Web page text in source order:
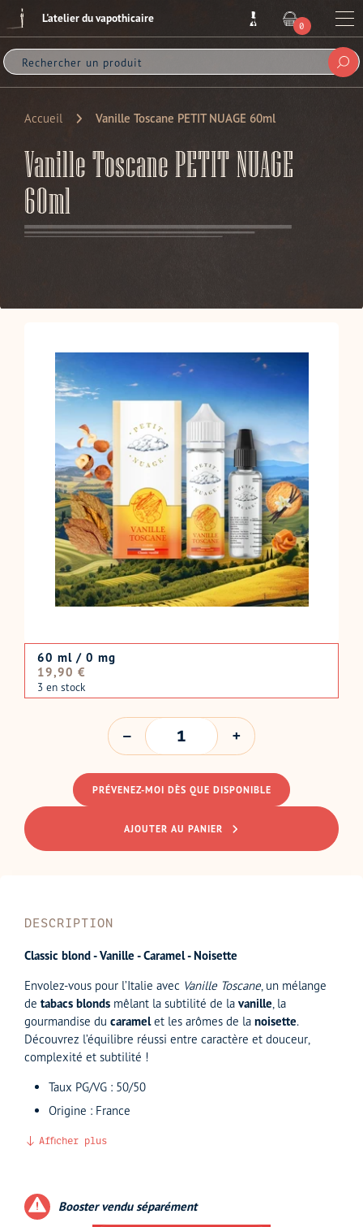
Passer
au
L'atelier du vapothicaire
0
ARTICLE
Accueil Vanille Toscane PETIT NUAGE 60ml
Vanille Toscane PETIT NUAGE
60ml
60 ml / 0 mg
Prix
normal
19,90 €
3 en stock
QUANTITÉ
PRÉVENEZ-MOI DÈS QUE DISPONIBLE
AJOUTER AU PANIER
DESCRIPTION
Classic blond - Vanille - Caramel - Noisette
Envolez-vous pour l’Italie avec Vanille Toscane , un mélange
de tabacs blonds mêlant la subtilité de la vanille , la
gourmandise du caramelet les arômes de la noisette.
Découvrez l’équilibre réussi entre caractère et douceur,
complexité et subtilité !
Taux PG/VG : 50/50
Origine : France
Afficher plus
Booster vendu séparément